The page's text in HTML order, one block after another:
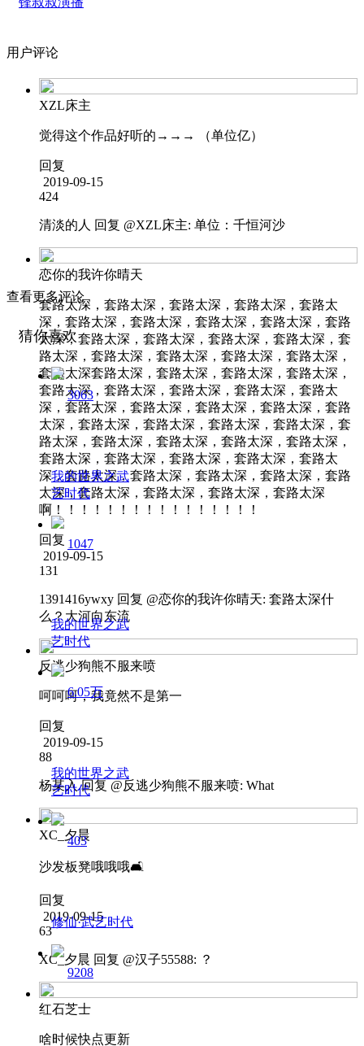
用户评论
XZL床主
觉得这个作品好听的→→→ （单位亿）
回复
2019-09-15
424
清淡的人 回复 @XZL床主: 单位：千恒河沙
恋你的我许你晴天
套路太深，套路太深，套路太深，套路太深，套路太
深，套路太深，套路太深，套路太深，套路太深，套路
太深，套路太深，套路太深，套路太深，套路太深，套
路太深，套路太深，套路太深，套路太深，套路太深，
套路太深套路太深，套路太深，套路太深，套路太深，
套路太深，套路太深，套路太深，套路太深，套路太
深，套路太深，套路太深，套路太深，套路太深，套路
太深，套路太深，套路太深，套路太深，套路太深，套
路太深，套路太深，套路太深，套路太深，套路太深，
套路太深，套路太深，套路太深，套路太深，套路太
深，套路太深，套路太深，套路太深，套路太深，套路
太深，套路太深，套路太深，套路太深，套路太深
啊！！！！！！！！！！！！！！！！
回复
2019-09-15
131
1391416ywxy 回复 @恋你的我许你晴天: 套路太深什
么？大河向东流
反逃少狗熊不服来喷
呵呵呵，我竟然不是第一
回复
2019-09-15
88
杨某入回复 @反逃少狗熊不服来喷: What
XC_夕晨
沙发板凳哦哦哦🛋️
回复
2019-09-15
63
XC_夕晨 回复 @汉子55588: ？
红石芝士
啥时候快点更新
查看更多评论
猜你喜欢
3063
我的世界之武
艺时代
1047
我的世界之武
艺时代
6.05万
我的世界之武
艺时代
403
修仙·武艺时代
9208